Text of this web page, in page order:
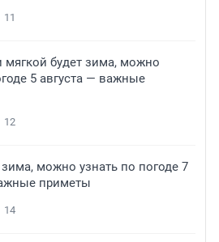
11
мягкой будет зима, можно
5 августа — важные
12
можно узнать по погоде 7
приметы
14